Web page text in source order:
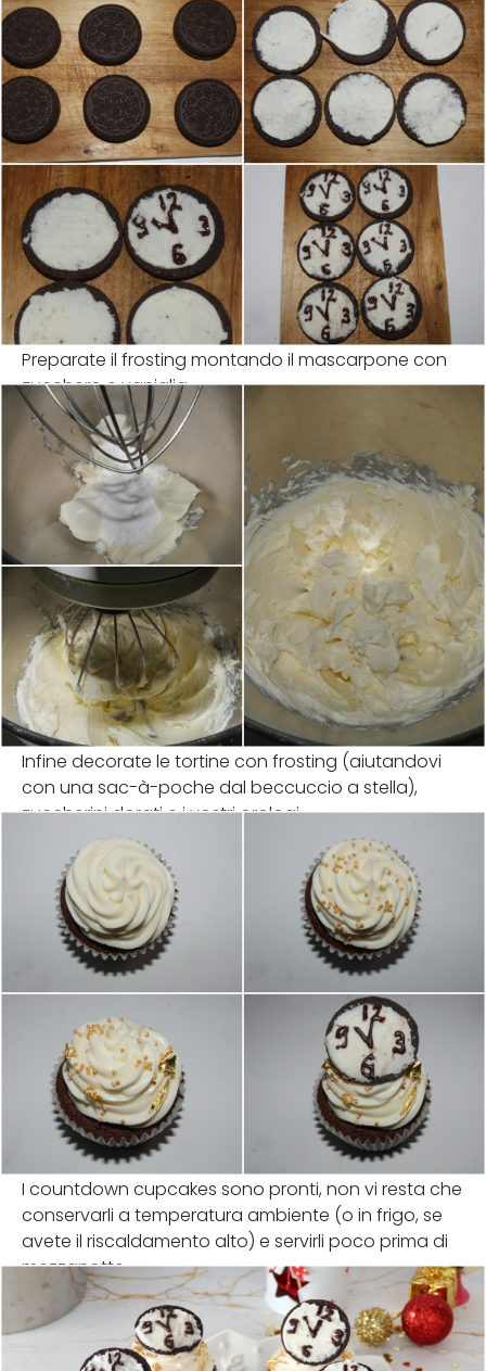
Preparate il frosting montando il mascarpone con
zucchero e vaniglia.
Infine decorate le tortine con frosting (aiutandovi
con una sac-à-poche dal beccuccio a stella),
zuccherini dorati e i vostri orologi.
I countdown cupcakes sono pronti, non vi resta che
conservarli a temperatura ambiente (o in frigo, se
avete il riscaldamento alto) e servirli poco prima di
mezzanotte.